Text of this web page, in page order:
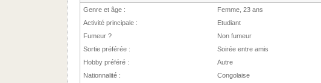
Genre et âge :
Femme, 23 ans
Activité principale :
Etudiant
Fumeur ?
Non fumeur
Sortie préférée :
Soirée entre amis
Hobby préféré :
Autre
Nationnalité :
Congolaise